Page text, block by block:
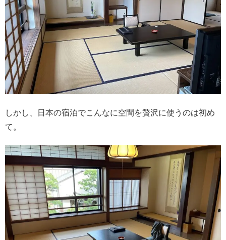
しかし、日本の宿泊でこんなに空間を贅沢に使うのは初め
て。